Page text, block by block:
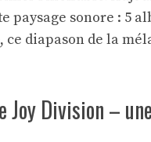
paysage sonore : 5
diapason de la
Joy Division –